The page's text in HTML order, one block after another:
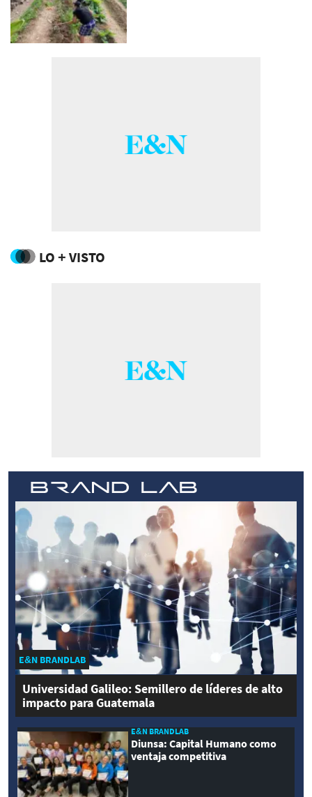
LO + VISTO
E&N BRANDLAB
Universidad Galileo: Semillero de líderes de alto
impacto para Guatemala
E&N BRANDLAB
Diunsa: Capital Humano como
ventaja competitiva